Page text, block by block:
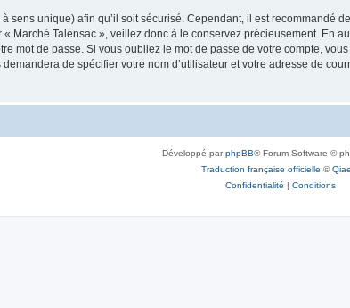
sens unique) afin qu’il soit sécurisé. Cependant, il est recommandé
« Marché Talensac », veillez donc à le conservez précieusement. En
mot de passe. Si vous oubliez le mot de passe de votre compte,
de spécifier votre nom d’utilisateur et votre adresse de
Développé parphpBB® Forum Software ©
Traduction française officielle ©
Confidentialité | Conditions